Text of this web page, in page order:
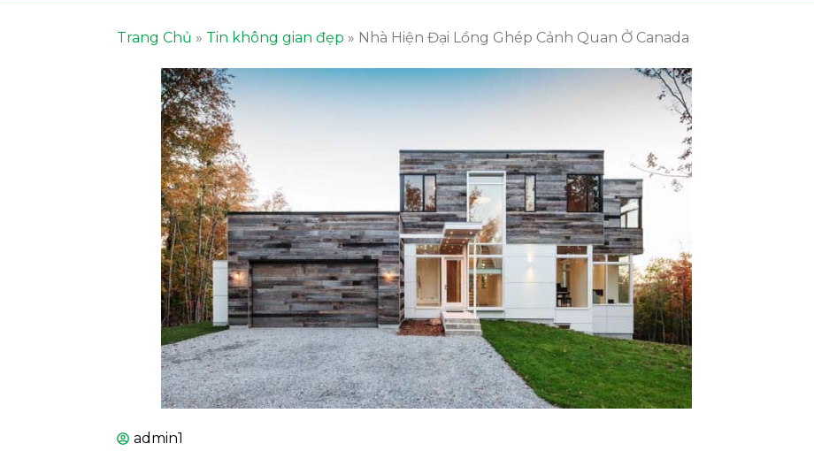
Trang Chủ » Tin không gian đẹp » Nhà Hiện Đại Lồng Ghép Cảnh Quan Ở Canada
admin1